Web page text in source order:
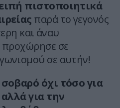
πιστοποιητικά
παρά το γεγονός
και άναυ
προχώρησε σε
σε αυτήν!
όχι τόσο για
για την